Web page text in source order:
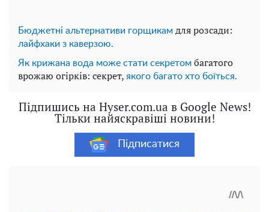
Бюджетні альтернативи горщикам для розсади:
лайфхаки з каверзою.
Як крижана вода може стати секретом багатого
врожаю огірків: секрет, якого багато хто боїться.
Підпишись на Hyser.com.ua в Google News!
Тільки найяскравіші новини!
Підписатися